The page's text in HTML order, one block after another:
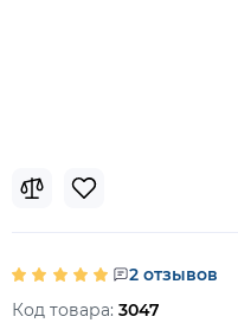
2 отзывов
Код товара: 3047